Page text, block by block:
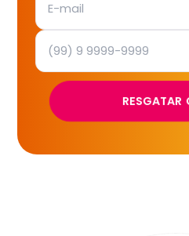
RESGATAR